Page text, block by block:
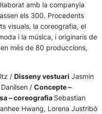
amb la companyia
els 300. Procedents
visuals, la coreografia, el
i la música, i originaris de
més de 80 produccions,
/ Disseny vestuari Jasmin
/ Concepte –
– coreografia Sebastian
Hwang, Lorena Justribó